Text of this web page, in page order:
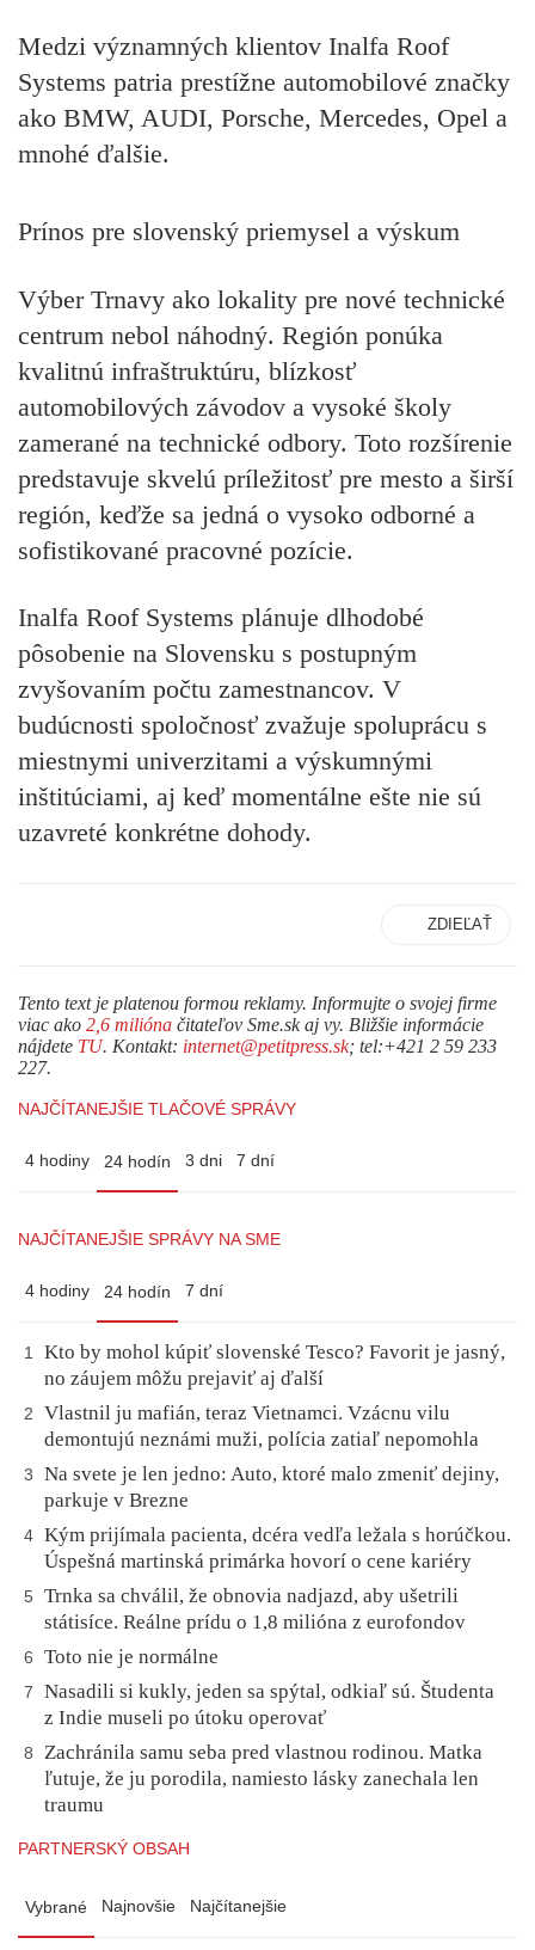
Medzi významných klientov Inalfa Roof
Systems patria prestížne automobilové značky
ako BMW, AUDI, Porsche, Mercedes, Opel a
mnohé ďalšie.
Prínos pre slovenský priemysel a výskum
Výber Trnavy ako lokality pre nové technické
centrum nebol náhodný. Región ponúka
kvalitnú infraštruktúru, blízkosť
automobilových závodov a vysoké školy
zamerané na technické odbory. Toto rozšírenie
predstavuje skvelú príležitosť pre mesto a širší
región, keďže sa jedná o vysoko odborné a
sofistikované pracovné pozície.
Inalfa Roof Systems plánuje dlhodobé
pôsobenie na Slovensku s postupným
zvyšovaním počtu zamestnancov. V
budúcnosti spoločnosť zvažuje spoluprácu s
miestnymi univerzitami a výskumnými
inštitúciami, aj keď momentálne ešte nie sú
uzavreté konkrétne dohody.
ZDIEĽAŤ
Tento text je platenou formou reklamy. Informujte o svojej firme
viac ako 2,6 milióna čitateľov Sme.sk aj vy. Bližšie informácie
nájdete TU. Kontakt: internet@petitpress.sk; tel:+421 2 59 233
227.
NAJČÍTANEJŠIE TLAČOVÉ SPRÁVY
4 hodiny 24 hodín 3 dni 7 dní
NAJČÍTANEJŠIE SPRÁVY NA SME
4 hodiny 24 hodín 7 dní
1
Kto by mohol kúpiť slovenské Tesco? Favorit je jasný,
no záujem môžu prejaviť aj ďalší
2
Vlastnil ju mafián, teraz Vietnamci. Vzácnu vilu
demontujú neznámi muži, polícia zatiaľ nepomohla
3
Na svete je len jedno: Auto, ktoré malo zmeniť dejiny,
parkuje v Brezne
4 Kým prijímala pacienta, dcéra vedľa ležala s horúčkou.
Úspešná martinská primárka hovorí o cene kariéry
5
Trnka sa chválil, že obnovia nadjazd, aby ušetrili
státisíce. Reálne prídu o 1,8 milióna z eurofondov
6 Toto nie je normálne
7
Nasadili si kukly, jeden sa spýtal, odkiaľ sú. Študenta
z Indie museli po útoku operovať
8
Zachránila samu seba pred vlastnou rodinou. Matka
ľutuje, že ju porodila, namiesto lásky zanechala len
traumu
PARTNERSKÝ OBSAH
Vybrané Najnovšie Najčítanejšie